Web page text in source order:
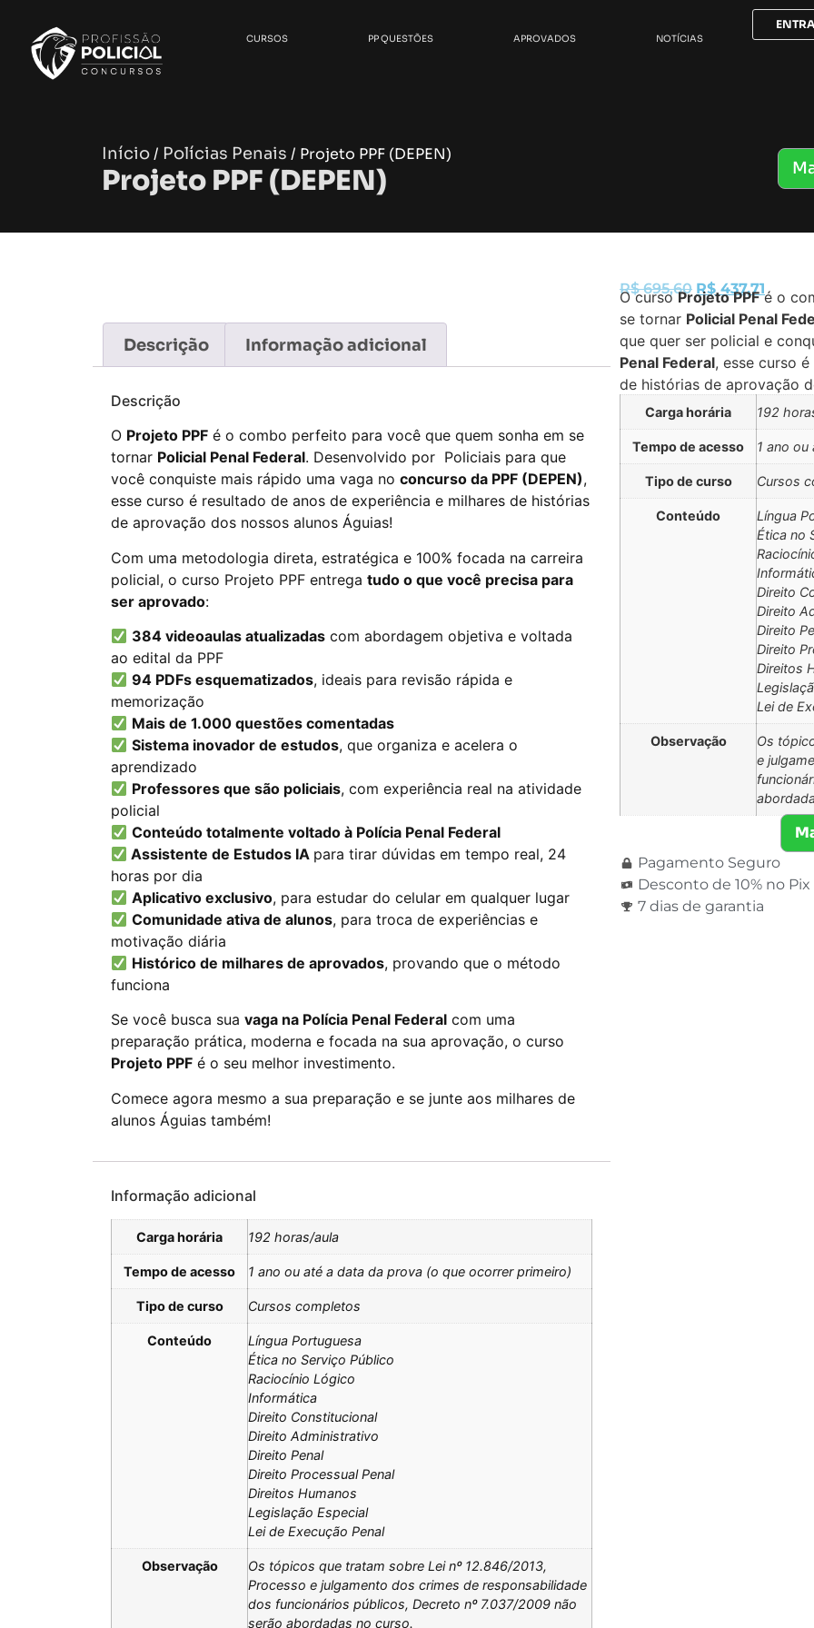
CURSOS PP QUESTÕES APROVADOS NOTÍCIAS
Início/ Polícias Penais / Projeto PPF (DEPEN)
Projeto PPF (DEPEN)
Descrição Informação adicional
Descrição
O Projeto PPF é o combo perfeito para você que quem sonha em se
tornar Policial Penal Federal. Desenvolvido por Policiais para que
você conquiste mais rápido uma vaga no concurso da PPF (DEPEN),
esse curso é resultado de anos de experiência e milhares de histórias
de aprovação dos nossos alunos Águias!
Com uma metodologia direta, estratégica e 100% focada na carreira
policial, o curso Projeto PPF entrega tudo o que você precisa para
ser aprovado:
384 videoaulas atualizadas com abordagem objetiva e voltada
ao edital da PPF
94 PDFs esquematizados, ideais para revisão rápida e
memorização
Mais de 1.000 questões comentadas
Sistema inovador de estudos, que organiza e acelera o
aprendizado
Professores que são policiais, com experiência real na atividade
policial
Conteúdo totalmente voltado à Polícia Penal Federal
Assistente de Estudos IA para tirar dúvidas em tempo real, 24
horas por dia
Aplicativo exclusivo, para estudar do celular em qualquer lugar
Comunidade ativa de alunos, para troca de experiências e
motivação diária
Histórico de milhares de aprovados, provando que o método
funciona
Se você busca sua vaga na Polícia Penal Federal com uma
preparação prática, moderna e focada na sua aprovação, o curso
Projeto PPF é o seu melhor investimento.
Comece agora mesmo a sua preparação e se junte aos milhares de
alunos Águias também!
Informação adicional
Carga horária 192 horas/aula
Tempo de acesso 1 ano ou até a data da prova (o que ocorrer primeiro)
Tipo de curso Cursos completos
Conteúdo
Língua Portuguesa
Ética no Serviço Público
Raciocínio Lógico
Informática
Direito Constitucional
Direito Administrativo
Direito Penal
Direito Processual Penal
Direitos Humanos
Legislação Especial
Lei de Execução Penal
Observação
Os tópicos que tratam sobre Lei nº 12.846/2013,
Processo e julgamento dos crimes de responsabilidade
dos funcionários públicos, Decreto nº 7.037/2009 não
serão abordadas no curso.
R$695,60 R$437,71
O cursoProjeto PPFé o
se tornar Policial Penal
que quer ser policial e
Penal Federal, esse curso
de histórias de aprovação
Carga horária 192
Tempo de acesso 1 ano
Tipo de curso Cursos
Conteúdo
Língua
Ética no
Direito
Direito
Direito
Direito
Direitos
Lei de
Observação
Os
e
Pagamento Seguro
Desconto de 10% no Pix
7 dias de garantia